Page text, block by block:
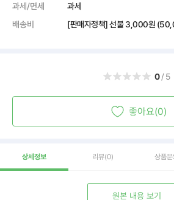
과세/면세
과세
배송비
[판매자정책] 선불 3,000원
0/5
좋아요(0)
상세정보 리뷰(0) 상품문
원본 내용 보기